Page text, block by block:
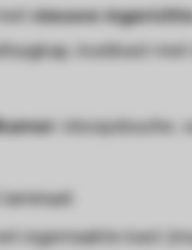
nieuwe
koelkast
:
ingemaakte kast